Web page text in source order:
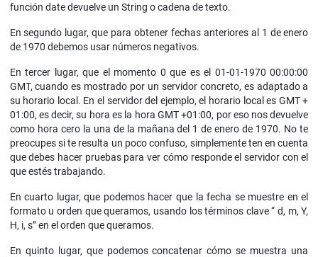
función date devuelve un String o cadena de texto.
En segundo lugar, que para obtener fechas anteriores al 1 de enero
de 1970 debemos usar números negativos.
En tercer lugar, que el momento 0 que es el 01-01-1970 00:00:00
GMT, cuando es mostrado por un servidor concreto, es adaptado a
su horario local. En el servidor del ejemplo, el horario local es GMT +
01:00, es decir, su hora es la hora GMT +01:00, por eso nos devuelve
como hora cero la una de la mañana del 1 de enero de 1970. No te
preocupes si te resulta un poco confuso, simplemente ten en cuenta
que debes hacer pruebas para ver cómo responde el servidor con el
que estés trabajando.
En cuarto lugar, que podemos hacer que la fecha se muestre en el
formato u orden que queramos, usando los términos clave “ d, m, Y,
H, i, s” en el orden que queramos.
En quinto lugar, que podemos concatenar cómo se muestra una